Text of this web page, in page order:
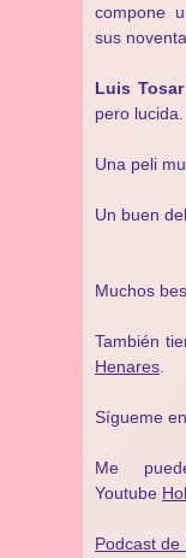
compone
sus
Luis Tosar
pero lucida.
Una peli
Un buen
Muchos
También
Henares
Sígueme
Me
Youtube
Podcast de